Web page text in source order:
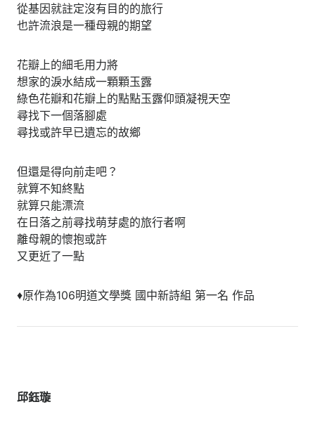
從基因就註定沒有目的的旅行
也許流浪是一種母親的期望
花瓣上的細毛用力將
想家的淚水結成一顆顆玉露
綠色花瓣和花瓣上的點點玉露仰頭凝視天空
尋找下一個落腳處
尋找或許早已遺忘的故鄉
但還是得向前走吧？
就算不知終點
就算只能漂流
在日落之前尋找萌芽處的旅行者啊
離母親的懷抱或許
又更近了一點
♦原作為106明道文學獎 國中新詩組 第一名 作品
邱鈺璇